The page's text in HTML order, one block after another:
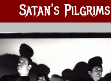
Satan's Pilgrims